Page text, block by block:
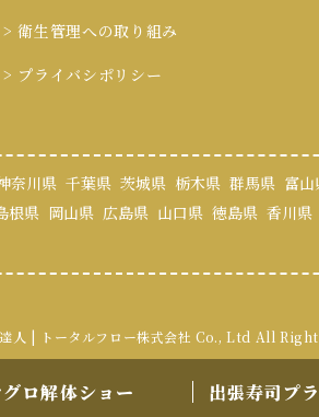
> 衛生管理への取り組み
> プライバシポリシー
奈川県 千葉県 茨城県 栃木県 群馬県 富山
根県 岡山県 広島県 山口県 徳島県 香川県
| トータルフロー株式会社 Co., Ltd All
ロ解体ショー 出張寿司プ